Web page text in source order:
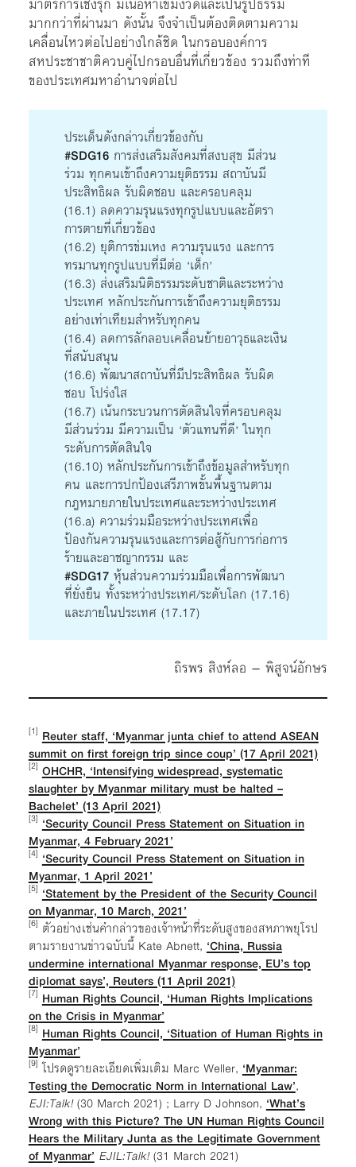
มากกว่าที่ผ่านมา ดังนั้น จึงจำเป็นต้องติดตามความ
เคลื่อนไหวต่อไปอย่างใกล้ชิด ในกรอบองค์การ
สหประชาชาติควบคู่ไปกรอบอื่นที่เกี่ยวข้อง รวมถึงท่าที
ของประเทศมหาอำนาจต่อไป
ประเด็นดังกล่าวเกี่ยวข้องกับ
#SDG16 การส่งเสริมสังคมที่สงบสุข มีส่วน
ร่วม ทุกคนเข้าถึงความยุติธรรม สถาบันมี
ประสิทธิผล รับผิดชอบ และครอบคลุม
(16.1) ลดความรุนแรงทุกรูปแบบและอัตรา
การตายที่เกี่ยวข้อง
(16.2) ยุติการข่มเหง ความรุนแรง และการ
ทรมานทุกรูปแบบที่มีต่อ ‘เด็ก’
(16.3) ส่งเสริมนิติธรรมระดับชาติและระหว่าง
ประเทศ หลักประกันการเข้าถึงความยุติธรรม
อย่างเท่าเทียมสำหรับทุกคน
(16.4) ลดการลักลอบเคลื่อนย้ายอาวุธและเงิน
ที่สนับสนุน
(16.6) พัฒนาสถาบันที่มีประสิทธิผล รับผิด
ชอบ โปร่งใส
(16.7) เน้นกระบวนการตัดสินใจที่ครอบคลุม
มีส่วนร่วม มีความเป็น ‘ตัวแทนที่ดี’ ในทุก
ระดับการตัดสินใจ
(16.10) หลักประกันการเข้าถึงข้อมูลสำหรับทุก
คน และการปกป้องเสรีภาพขั้นพื้นฐานตาม
กฎหมายภายในประเทศและระหว่างประเทศ
(16.a) ความร่วมมือระหว่างประเทศเพื่อ
ป้องกันความรุนแรงและการต่อสู้กับการก่อการ
ร้ายและอาชญากรรม และ
#SDG17หุ้นส่วนความร่วมมือเพื่อการพัฒนา
ที่ยั่งยืน ทั้งระหว่างประเทศ/ระดับโลก (17.16)
และภายในประเทศ (17.17)
ถิรพร สิงห์ลอ – พิสูจน์อักษร
[1] Reuter staff, ‘Myanmar junta chief to attend ASEAN
summit on first foreign trip since coup’ (17 April 2021)
[2] OHCHR, ‘Intensifying widespread, systematic
slaughter by Myanmar military must be halted –
Bachelet’ (13 April 2021)
[3] ‘Security Council Press Statement on Situation in
Myanmar, 4 February 2021’
[4] ‘Security Council Press Statement on Situation in
Myanmar, 1 April 2021’
[5] ‘Statement by the President of the Security Council
on Myanmar, 10 March, 2021’
[6] ตัวอย่างเช่นคำกล่าวของเจ้าหน้าที่ระดับสูงของสหภาพยุโรป
ตามรายงานข่าวฉบับนี้ Kate Abnett, ‘China, Russia
undermine international Myanmar response, EU’s top
diplomat says’, Reuters (11 April 2021)
[7] Human Rights Council, ‘Human Rights Implications
on the Crisis in Myanmar’
[8] Human Rights Council, ‘Situation of Human Rights in
Myanmar’
[9] โปรดดูรายละเอียดเพิ่มเติม Marc Weller, ‘Myanmar:
Testing the Democratic Norm in International Law’,
EJI:Talk!(30 March 2021) ; Larry D Johnson, ‘What’s
Wrong with this Picture? The UN Human Rights Council
Hears the Military Junta as the Legitimate Government
of Myanmar’ EJIL:Talk!(31 March 2021)